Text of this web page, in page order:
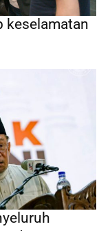
keselamatan